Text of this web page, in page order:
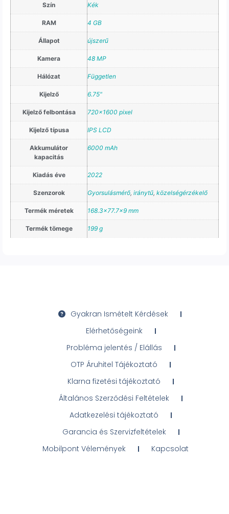
Szín Kék
RAM 4 GB
Állapot újszerű
Kamera 48 MP
Hálózat Független
Kijelző 6.75"
Kijelző felbontása 720×1600 pixel
Kijelző típusa IPS LCD
Akkumulátor
kapacitás
6000 mAh
Kiadás éve 2022
Szenzorok Gyorsulásmérő, iránytű, közelségérzékelő
Termék méretek 168.3×77.7×9 mm
Termék tömege 199 g
Gyakran Ismételt Kérdések
Elérhetőségeink
Probléma jelentés / Elállás
OTP Áruhitel Tájékoztató
Klarna fizetési tájékoztató
Általános Szerződési Feltételek
Adatkezelési tájékoztató
Garancia és Szervizfeltételek
Mobilpont Vélemények
Kapcsolat